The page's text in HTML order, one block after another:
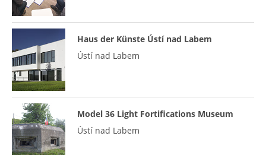
Haus der Künste Ústí nad Labem
Ústí nad Labem
Model 36 Light Fortifications Museum
Ústí nad Labem